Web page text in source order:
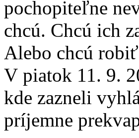
pochopiteľne
chcú. Chcú ich
Alebo chcú
V piatok 11. 9.
kde zazneli
príjemne